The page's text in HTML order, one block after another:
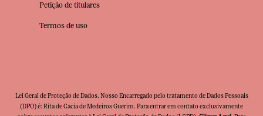
Petição de titulares
Termos de uso
Lei Geral de Proteção de Dados. Nosso Encarregado pelo tratamento de Dados Pessoais
(DPO) é: Rita de Cacia de Medeiros Guerim. Para entrar em contato exclusivamente